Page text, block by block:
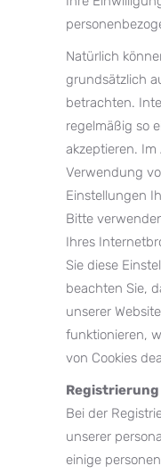
Natürlich
grundsätzlich
betrachten.
regelmäßig so
akzeptieren.
Verwendung
Einstellungen
Bitte
Ihres
Sie diese
beachten Sie,
unserer
funktionieren,
von Cookies
Registrierung
Bei der
unserer
einige